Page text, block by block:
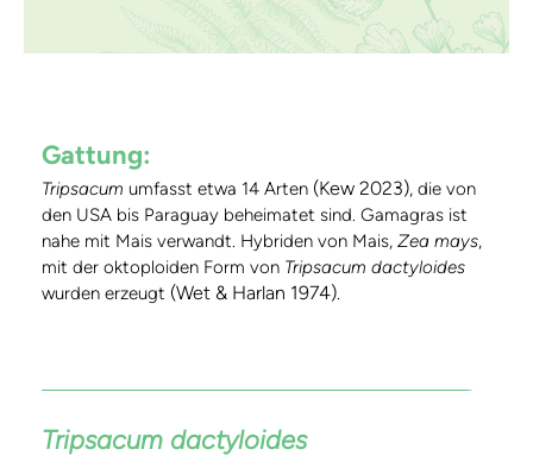
Gattung:
Tripsacum umfasst etwa 14 Arten (Kew 2023), die von
den USA bis Paraguay beheimatet sind. Gamagras ist
nahe mit Mais verwandt. Hybriden von Mais, Zea mays,
mit der oktoploiden Form von Tripsacum dactyloides
wurden erzeugt (Wet & Harlan 1974).
Tripsacum dactyloides